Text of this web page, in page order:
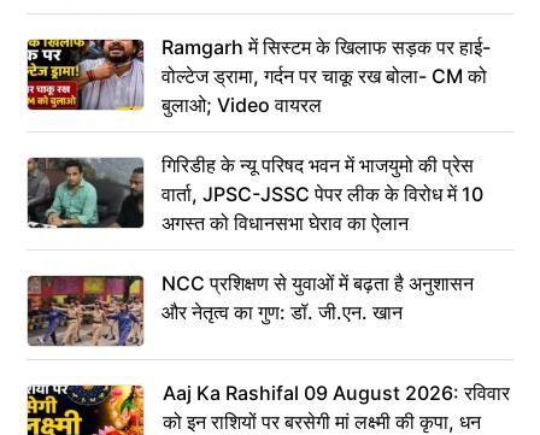
Ramgarh में सिस्टम के खिलाफ सड़क पर हाई-
वोल्टेज ड्रामा, गर्दन पर चाकू रख बोला- CM को
बुलाओ; Video वायरल
गिरिडीह के न्यू परिषद भवन में भाजयुमो की प्रेस
वार्ता, JPSC-JSSC पेपर लीक के विरोध में 10
अगस्त को विधानसभा घेराव का ऐलान
NCC प्रशिक्षण से युवाओं में बढ़ता है अनुशासन
और नेतृत्व का गुण: डॉ. जी.एन. खान
Aaj Ka Rashifal 09 August 2026: रविवार
को इन राशियों पर बरसेगी मां लक्ष्मी की कृपा, धन